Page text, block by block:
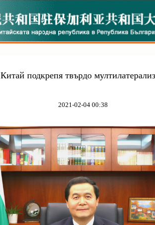
Китай подкрепя твърдо
2021-02-04 00:38